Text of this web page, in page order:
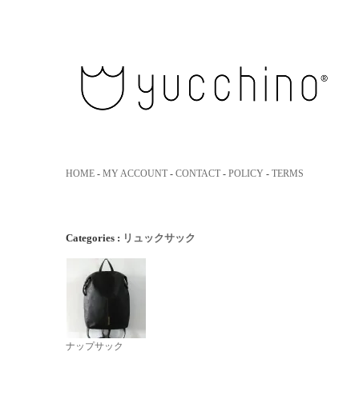
HOME - MY ACCOUNT - CONTACT - POLICY - TERMS
Categories : リュックサック
ナップサック